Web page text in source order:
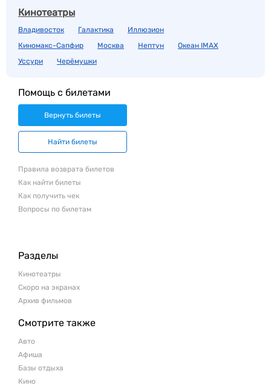
Кинотеатры
Владивосток Галактика
Иллюзион
Киномакс-Сапфир
Москва Нептун
Океан IMAX
Уссури
Черёмушки
Помощь с билетами
Вернуть билеты
Найти билеты
Правила возврата билетов
Как найти билеты
Как получить чек
Вопросы по билетам
Разделы
Кинотеатры
Скоро на экранах
Архив фильмов
Смотрите также
Авто
Афиша
Базы отдыха
Кино